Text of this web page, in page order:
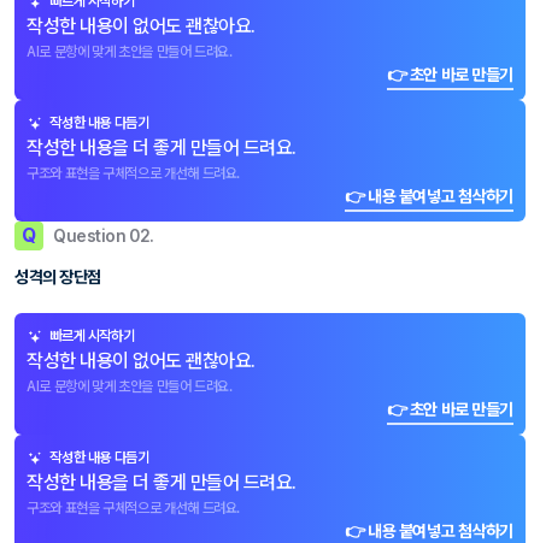
작성한 내용이 없어도 괜찮아요.
AI로 문항에 맞게 초안을 만들어 드려요.
👉 초안 바로 만들기
작성한 내용 다듬기
작성한 내용을 더 좋게 만들어 드려요.
구조와 표현을 구체적으로 개선해 드려요.
👉 내용 붙여넣고 첨삭하기
Q Question 02.
성격의 장단점
빠르게 시작하기
작성한 내용이 없어도 괜찮아요.
AI로 문항에 맞게 초안을 만들어 드려요.
👉 초안 바로 만들기
작성한 내용 다듬기
작성한 내용을 더 좋게 만들어 드려요.
구조와 표현을 구체적으로 개선해 드려요.
👉 내용 붙여넣고 첨삭하기